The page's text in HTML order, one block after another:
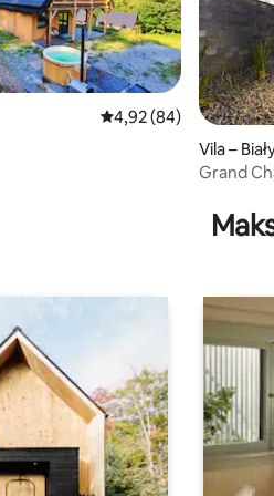
Prosječna ocjena:
4,92 (84)
Vila –
Grand